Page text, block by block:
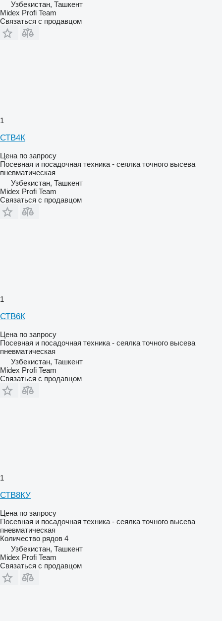
Узбекистан, Ташкент
Midex Profi Team
Связаться с продавцом
1
СТВ4К
Цена по запросу
Посевная и посадочная техника - сеялка точного высева
пневматическая
Узбекистан, Ташкент
Midex Profi Team
Связаться с продавцом
1
СТВ6К
Цена по запросу
Посевная и посадочная техника - сеялка точного высева
пневматическая
Узбекистан, Ташкент
Midex Profi Team
Связаться с продавцом
1
СТВ8КУ
Цена по запросу
Посевная и посадочная техника - сеялка точного высева
пневматическая
Количество рядов 4
Узбекистан, Ташкент
Midex Profi Team
Связаться с продавцом